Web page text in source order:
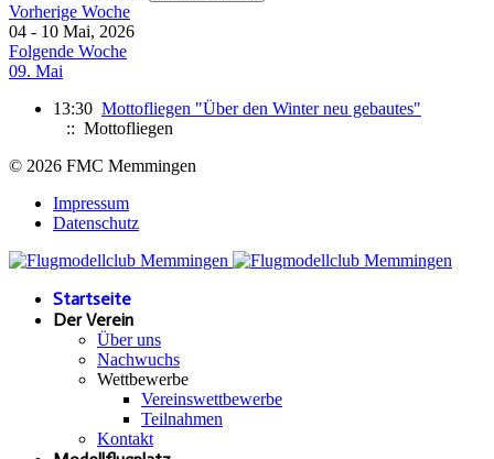
Vorherige Woche
04 - 10 Mai, 2026
Folgende Woche
09. Mai
13:30 Mottofliegen "Über den Winter neu gebautes"
:: Mottofliegen
© 2026 FMC Memmingen
Impressum
Datenschutz
Startseite
Der Verein
Über uns
Nachwuchs
Wettbewerbe
Vereinswettbewerbe
Teilnahmen
Kontakt